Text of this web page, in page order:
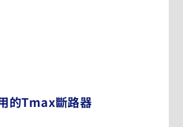
的Tmax斷路器